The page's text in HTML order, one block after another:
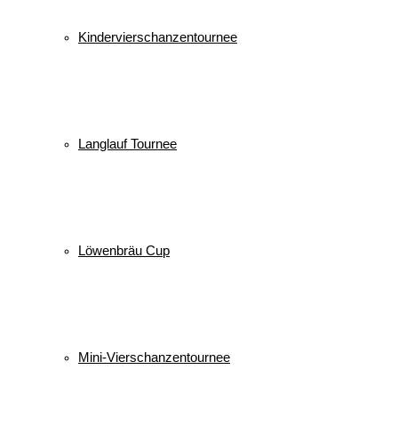
Kindervierschanzentournee
Langlauf Tournee
Löwenbräu Cup
Mini-Vierschanzentournee